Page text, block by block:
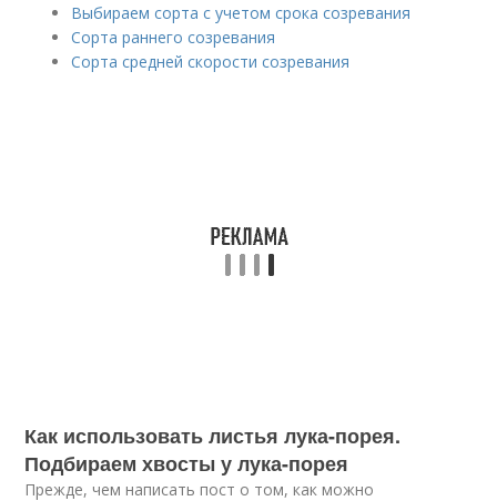
Выбираем сорта с учетом срока созревания
Сорта раннего созревания
Сорта средней скорости созревания
Как использовать листья лука-порея.
Подбираем хвосты у лука-порея
Прежде, чем написать пост о том, как можно